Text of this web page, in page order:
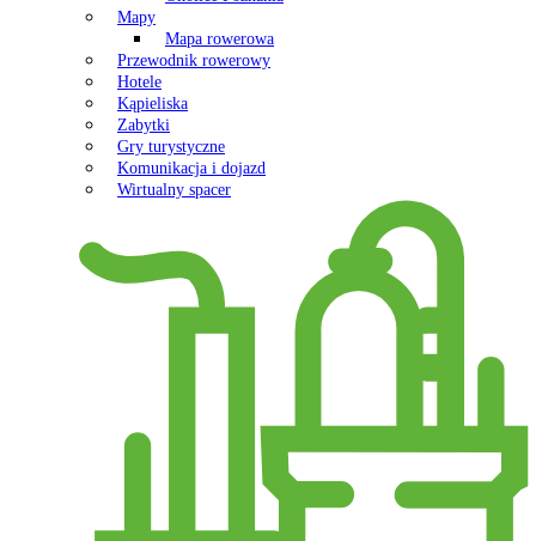
Mapy
Mapa rowerowa
Przewodnik rowerowy
Hotele
Kąpieliska
Zabytki
Gry turystyczne
Komunikacja i dojazd
Wirtualny spacer